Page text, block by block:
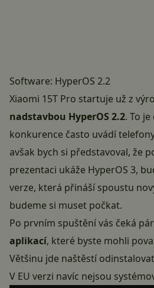
Software: HyperOS 2.2
Xiaomi 15T Pro startuje už z
nadstavbou HyperOS 2.2. To
konkurence často uvádí
avšak bych si představoval, že
prezentaci ukáže HyperOS 3,
verze, která přináší spoustu
budeme si muset počkat.
Po prvním spuštění vás čeká pár
aplikací, které byste mohli
Většinu jde naštěstí
V EU verzi navíc nejsou